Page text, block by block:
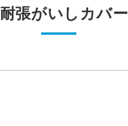
耐張がいしカバー